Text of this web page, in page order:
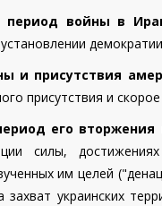
войны в
и присутствия
присутствия и
его вторжения
силы,
им целей
захват украинских